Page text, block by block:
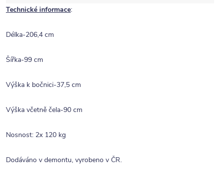
Technické informace:
Délka-206,4 cm
Šířka-99 cm
Výška k bočnici-37,5 cm
Výška včetně čela-90 cm
Nosnost: 2x 120 kg
Dodáváno v demontu, vyrobeno v ČR.